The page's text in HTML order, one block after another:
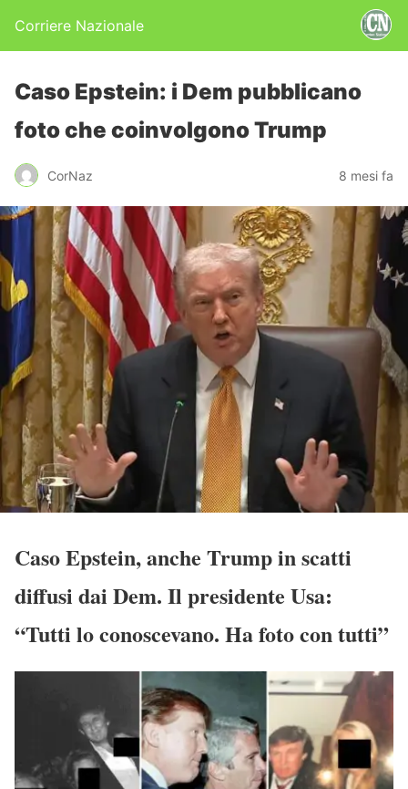
Corriere Nazionale
Caso Epstein: i Dem pubblicano
foto che coinvolgono Trump
CorNaz 8 mesi fa
Caso Epstein, anche Trump in scatti
diffusi dai Dem. Il presidente Usa:
“Tutti lo conoscevano. Ha foto con tutti”